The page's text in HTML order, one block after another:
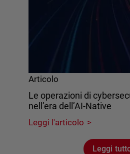
Articolo
Le operazioni di
nell’era dell’AI-Native
Leggi l'articolo
Leggi